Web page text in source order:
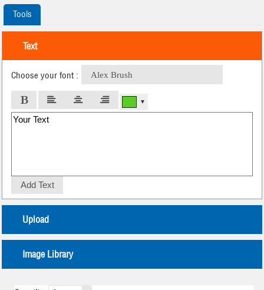
Tools
Text
Choose your font : Alex Brush
▼
Add Text
Upload
Image Library